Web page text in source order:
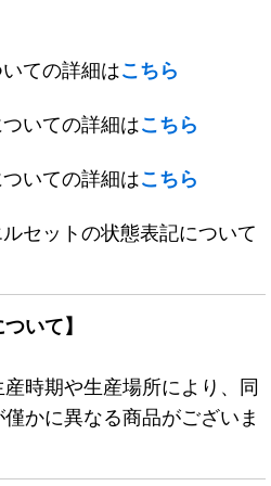
ての詳細はこちら
いての詳細はこちら
いての詳細はこちら
セットの状態表記について
いて】
時期や生産場所により、同
かに異なる商品がございま